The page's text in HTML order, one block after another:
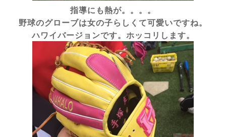
指導にも熱が。。。。
野球のグローブは女の子らしくて可愛いですね。
ハワイバージョンです。ホッコリします。